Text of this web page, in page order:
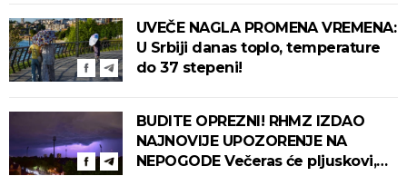
UVEČE NAGLA PROMENA VREMENA:
U Srbiji danas toplo, temperature
do 37 stepeni!
BUDITE OPREZNI! RHMZ IZDAO
NAJNOVIJE UPOZORENJE NA
NEPOGODE Večeras će pljuskovi,